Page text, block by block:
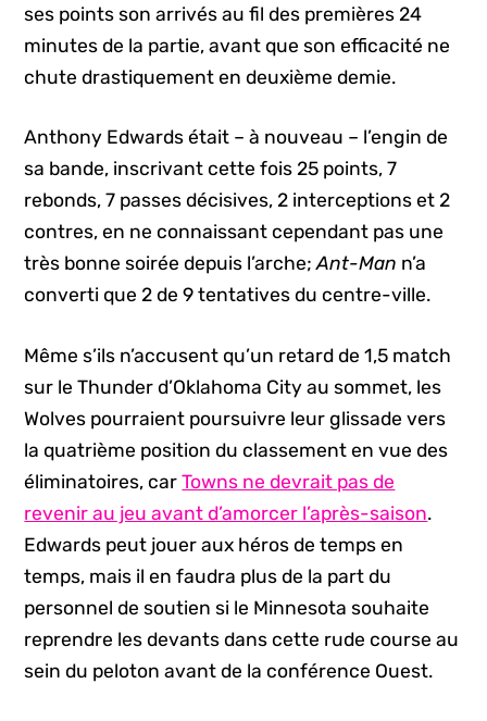
ses points son arrivés au fil des premières 24
minutes de la partie, avant que son efficacité ne
chute drastiquement en deuxième demie.
Anthony Edwards était – à nouveau – l’engin de
sa bande, inscrivant cette fois 25 points, 7
rebonds, 7 passes décisives, 2 interceptions et 2
contres, en ne connaissant cependant pas une
très bonne soirée depuis l’arche;Ant-Man n’a
converti que 2 de 9 tentatives du centre-ville.
Même s’ils n’accusent qu’un retard de 1,5 match
sur le Thunder d’Oklahoma City au sommet, les
Wolves pourraient poursuivre leur glissade vers
la quatrième position du classement en vue des
éliminatoires, carTowns ne devrait pas de
revenir au jeu avant d’amorcer l’après-saison.
Edwards peut jouer aux héros de temps en
temps, mais il en faudra plus de la part du
personnel de soutien si le Minnesota souhaite
reprendre les devants dans cette rude course au
sein du peloton avant de la conférence Ouest.